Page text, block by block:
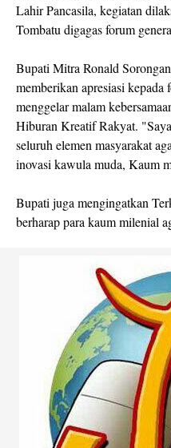
Lahir Pancasila, kegiatan
Tombatu digagas forum
Bupati Mitra Ronald
memberikan apresiasi
menggelar malam
Hiburan Kreatif Rakyat.
seluruh elemen masyarakat
inovasi kawula muda, Kaum
Bupati juga mengingatkan
berharap para kaum milenial